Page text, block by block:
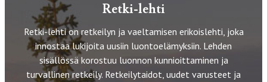
Retki-lehti
Retki-lehti on retkeilyn ja vaeltamisen erikoislehti, joka
innostaa lukijoita uusiin luontoelämyksiin. Lehden
sisällössä korostuu luonnon kunnioittaminen ja
turvallinen retkeily. Retkeilytaidot, uudet varusteet ja